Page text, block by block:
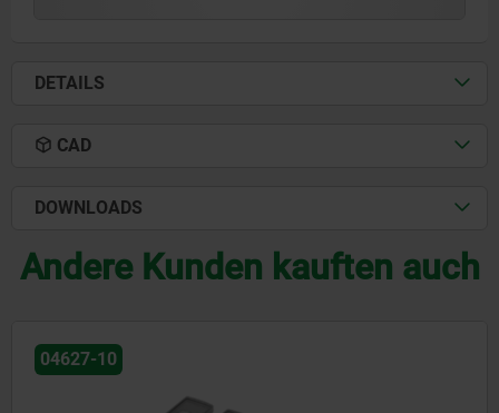
DETAILS
CAD
DOWNLOADS
Andere Kunden kauften auch